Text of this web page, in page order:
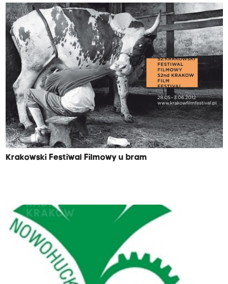
Krakowski Festiwal Filmowy u bram